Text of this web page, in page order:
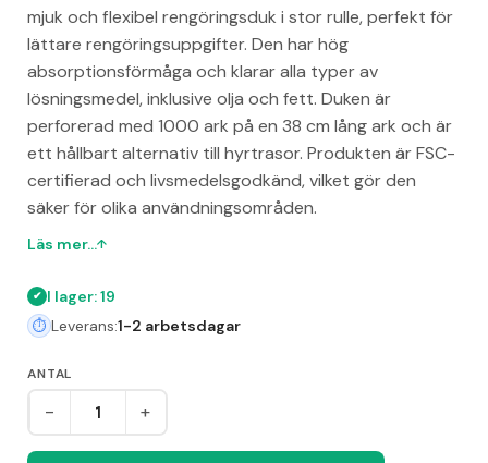
mjuk och flexibel rengöringsduk i stor rulle, perfekt för
lättare rengöringsuppgifter. Den har hög
absorptionsförmåga och klarar alla typer av
lösningsmedel, inklusive olja och fett. Duken är
perforerad med 1000 ark på en 38 cm lång ark och är
ett hållbart alternativ till hyrtrasor. Produkten är FSC-
certifierad och livsmedelsgodkänd, vilket gör den
säker för olika användningsområden.
Läs mer...
I lager: 19
Leverans:1-2 arbetsdagar
ANTAL
- +